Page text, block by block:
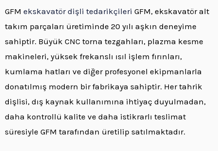
GFM ekskavatör dişli tedarikçileri GFM, ekskavatör alt
takım parçaları üretiminde 20 yılı aşkın deneyime
sahiptir. Büyük CNC torna tezgahları, plazma kesme
makineleri, yüksek frekanslı ısıl işlem fırınları,
kumlama hatları ve diğer profesyonel ekipmanlarla
donatılmış modern bir fabrikaya sahiptir. Her tahrik
dişlisi, dış kaynak kullanımına ihtiyaç duyulmadan,
daha kontrollü kalite ve daha istikrarlı teslimat
süresiyle GFM tarafından üretilip satılmaktadır.